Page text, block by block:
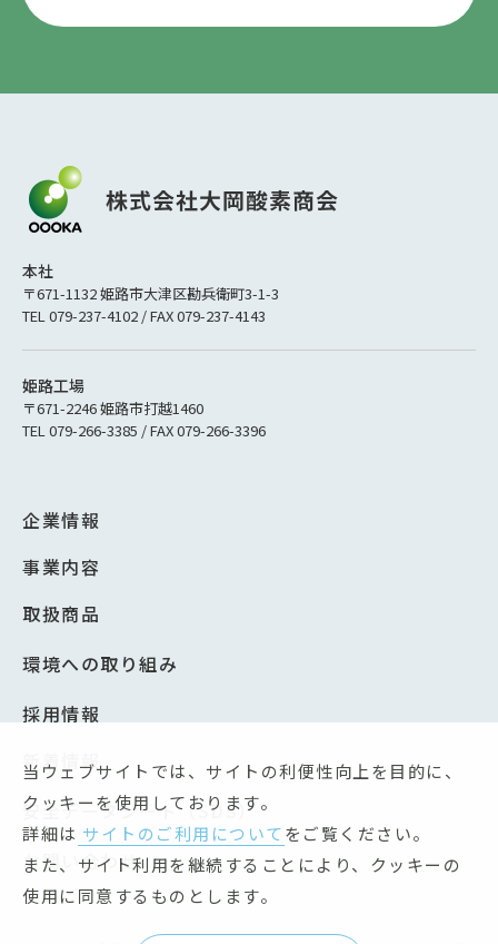
本社
〒671-1132 姫路市大津区勘兵衛町3-1-3
TEL 079-237-4102 / FAX 079-237-4143
姫路工場
〒671-2246 姫路市打越1460
TEL 079-266-3385 / FAX 079-266-3396
企業情報
事業内容
取扱商品
環境への取り組み
採用情報
新着情報
安全データシート（SDS）
お問い合わせ
当ウェブサイトでは、サイトの利便性向上を目的に、
クッキーを使用しております。
詳細は サイトのご利用についてをご覧ください。
また、サイト利用を継続することにより、クッキーの
使用に同意するものとします。